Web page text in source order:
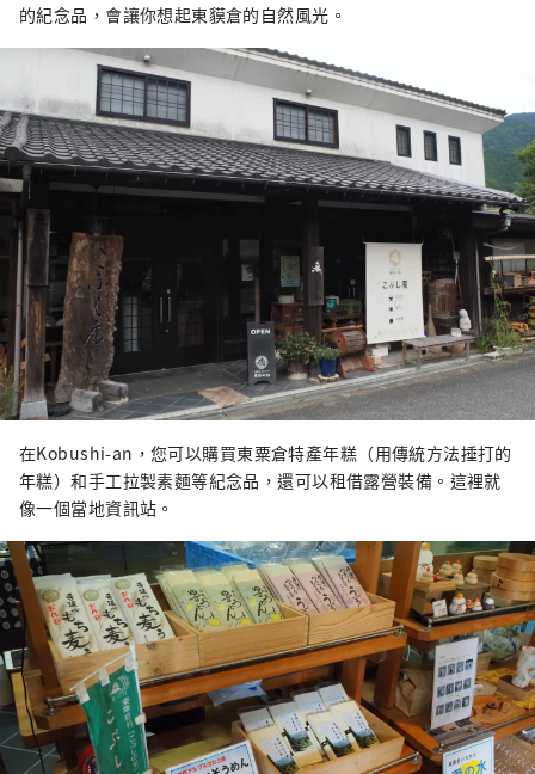
的紀念品，會讓你想起東貘倉的自然風光。
在Kobushi-an，您可以購買東粟倉特產年糕（用傳統方法捶打的
年糕）和手工拉製素麵等紀念品，還可以租借露營裝備。這裡就
像一個當地資訊站。